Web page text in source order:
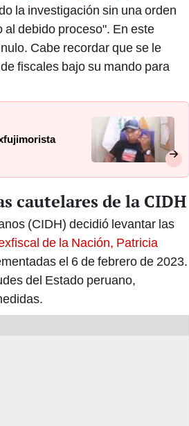
la investigación sin una orden
debido proceso". En este
Cabe recordar que se le
fiscales bajo su mando para
cautelares de la CIDH
(CIDH) decidió levantar las
de la Nación, Patricia
el 6 de febrero de 2023.
del Estado peruano,